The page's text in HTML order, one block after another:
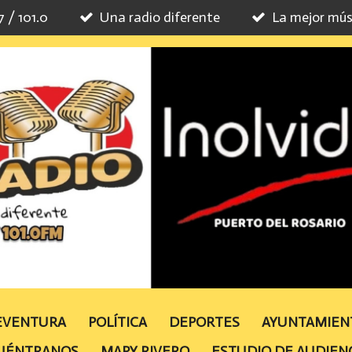
/ 101.0 Una radio diferente La mejor
POLÍTICA DEPORTES